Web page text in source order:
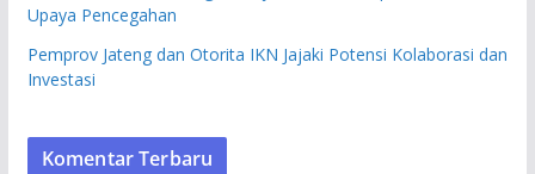
Upaya Pencegahan
Pemprov Jateng dan Otorita IKN Jajaki Potensi Kolaborasi dan
Investasi
Komentar Terbaru